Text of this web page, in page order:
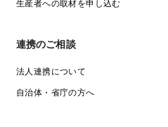
生産者への取材を申し込む
連携のご相談
法人連携について
自治体・省庁の方へ